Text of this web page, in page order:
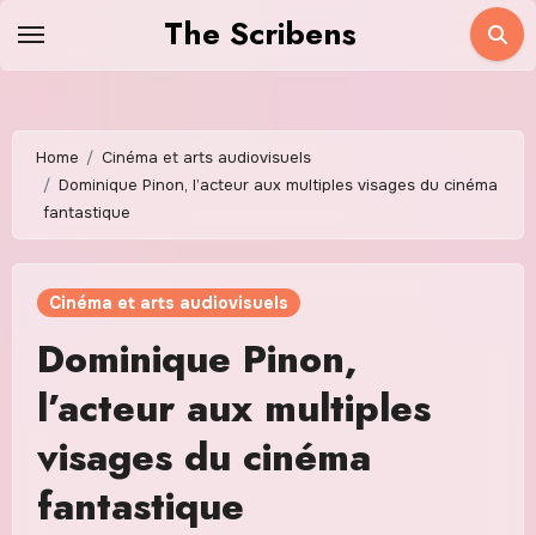
The Scribens
Home
Cinéma et arts audiovisuels
Dominique Pinon, l’acteur aux multiples visages du cinéma
fantastique
Cinéma et arts audiovisuels
Dominique Pinon,
l’acteur aux multiples
visages du cinéma
fantastique